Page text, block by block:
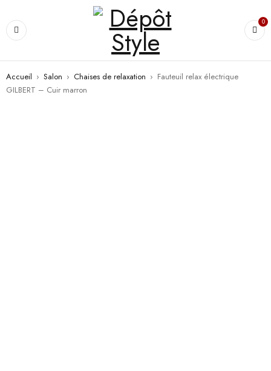
0
Accueil › Salon › Chaises de relaxation › Fauteuil relax électrique
GILBERT – Cuir marron